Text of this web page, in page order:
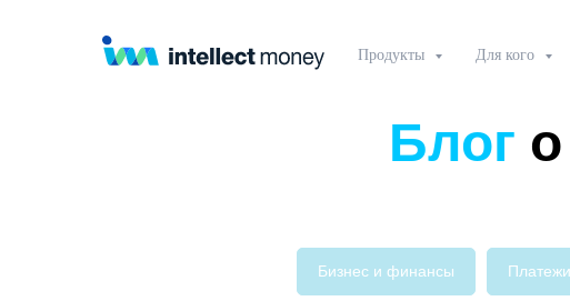
Продукты Для кого
Блог
Бизнес и финансы